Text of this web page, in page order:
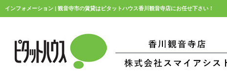
インフォメーション | 観音寺市の賃貸はピタットハウス香川観音寺店にお任せ下さい！